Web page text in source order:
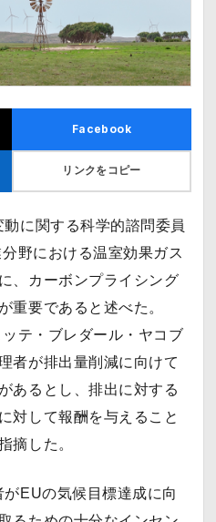
Facebook
リンクをコピー
に関する科学的諮問委員
野における温室効果ガス
、カーボンプライシング
重要であると述べた。
テ・ブレダール・ヤコブ
者が排出量削減に向けて
あるとし、排出に対する
対して報酬を与えること
摘した。
EUの気候目標達成に向